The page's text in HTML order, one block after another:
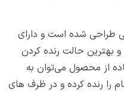
طراحی شده است و دارای
و بهترین حالت رنده کردن
از محصول می‌توان به
را رنده کرده و در ظرف های